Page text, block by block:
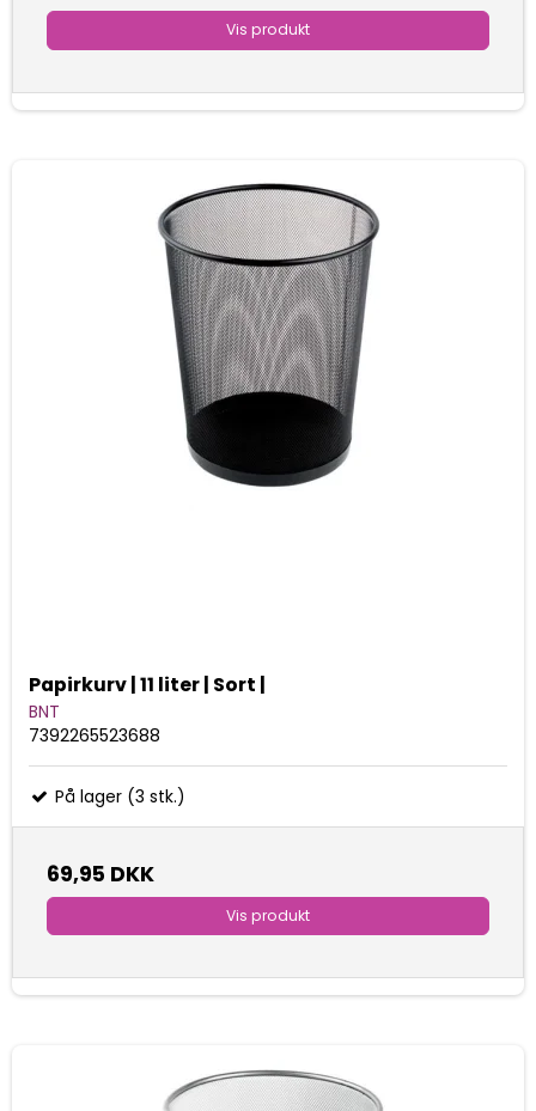
Vis produkt
Papirkurv | 11 liter | Sort |
BNT
7392265523688
På lager (3 stk.)
69,95 DKK
Vis produkt